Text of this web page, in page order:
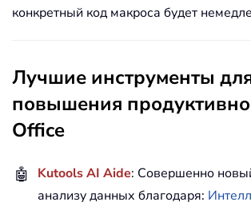
конкретный код макроса будет
Лучшие инструменты
повышения
Office
🤖 Kutools AI Aide: Совершенно
анализу данных благодаря: